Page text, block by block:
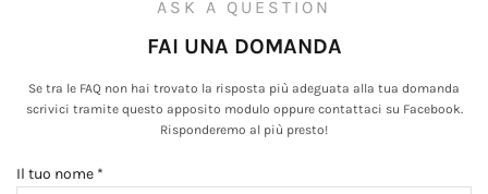
ASK A QUESTION
FAI UNA DOMANDA
Se tra le FAQ non hai trovato la risposta più adeguata alla tua domanda
scrivici tramite questo apposito modulo oppure contattaci su Facebook.
Risponderemo al più presto!
Il tuo nome *